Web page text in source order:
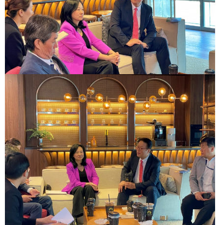
통합검색개인정보처리방침
이메일무단수집거부
사이트맵Family
Site